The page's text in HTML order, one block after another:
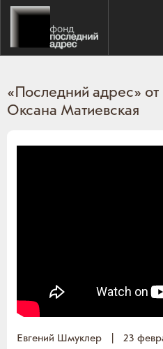
«Последний адрес»
Оксана Матиевская
Евгений Шмуклер 23